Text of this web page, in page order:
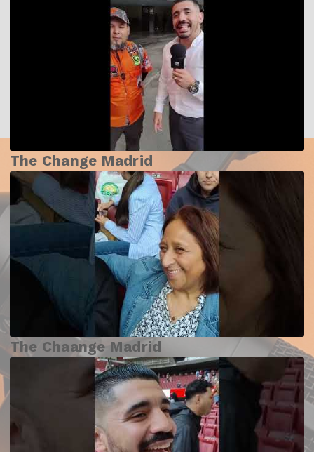
The Change Madrid
The Chaange Madrid